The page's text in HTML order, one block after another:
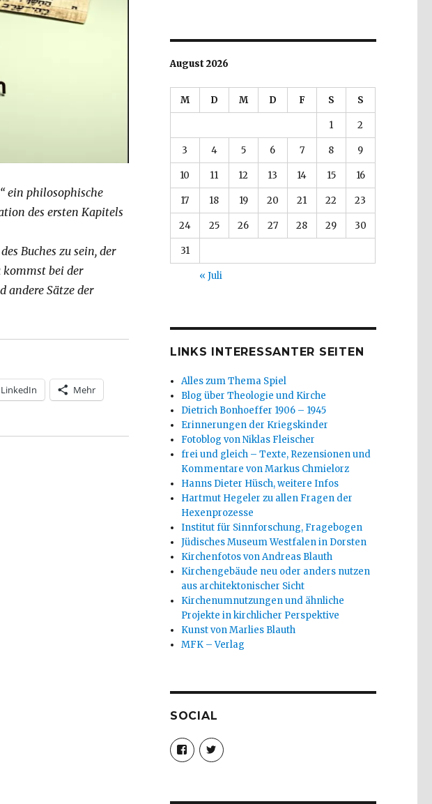
ein philosophische
des ersten Kapitels
Buches zu sein, der
bei der
andere Sätze der
zur objektiven Weltbetrachtung, Interview mit Gerhard Höberth, Christoph
LinkedIn Mehr
August 2026
M D M D F S S
1 2
3 4 5 6 7 8 9
10 11 12 13 14 15 16
17 18 19 20 21 22 23
24 25 26 27 28 29 30
31
« Juli
LINKS INTERESSANTER SEITEN
Alles zum Thema Spiel
Blog über Theologie und Kirche
Dietrich Bonhoeffer 1906 – 1945
Erinnerungen der Kriegskinder
Fotoblog von Niklas Fleischer
frei und gleich – Texte, Rezensionen und
Kommentare von Markus Chmielorz
Hanns Dieter Hüsch, weitere Infos
Hartmut Hegeler zu allen Fragen der
Hexenprozesse
Institut für Sinnforschung, Fragebogen
Jüdisches Museum Westfalen in Dorsten
Kirchenfotos von Andreas Blauth
Kirchengebäude neu oder anders nutzen
aus architektonischer Sicht
Kirchenumnutzungen und ähnliche
Projekte in kirchlicher Perspektive
Kunst von Marlies Blauth
MFK – Verlag
SOCIAL
Profil
von
christoph.fleischer1
anzeigen
Profil
von
anzeigen